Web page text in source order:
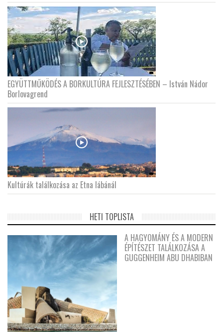
EGYÜTTMŰKÖDÉS A BORKULTÚRA FEJLESZTÉSÉBEN – István Nádor
Borlovagrend
Kultúrák találkozása az Etna lábánál
HETI TOPLISTA
A HAGYOMÁNY ÉS A MODERN
ÉPÍTÉSZET TALÁLKOZÁSA A
GUGGENHEIM ABU DHABIBAN